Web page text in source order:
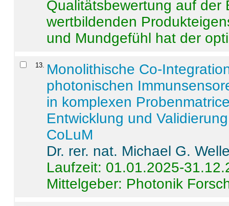
Qualitätsbewertung auf der
wertbildenden
und Mundgefühl hat der
13
Monolithische Co-
photonischen
in komplexen
Entwicklung und
CoLuM
Dr. rer. nat. Michael G.
Laufzeit: 01.01.2025-
Mittelgeber: Photonik